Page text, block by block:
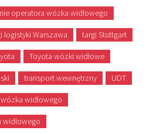
operatora wózka widłowego
logistyki Warszawa targi Stuttgart
Toyota wózki widłowe
transport wewnętrzny UDT
widłowego
widłowego